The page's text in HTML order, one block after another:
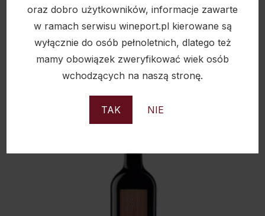
oraz dobro użytkowników, informacje zawarte
w ramach serwisu wineport.pl kierowane są
wyłącznie do osób pełnoletnich, dlatego też
mamy obowiązek zweryfikować wiek osób
wchodzących na naszą stronę.
TAK NIE
PODOBNE PRODUKTY